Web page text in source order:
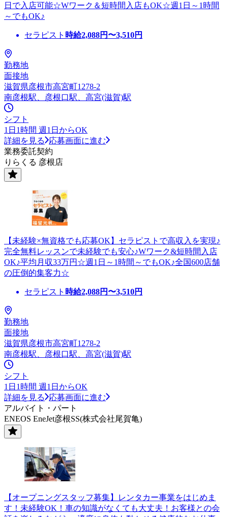
日で入店可能☆Wワーク＆短時間入店もOK☆週1日～1時間
～でもOK♪
セラピスト 時給2,088円〜3,510円
勤務地
面接地
滋賀県彦根市高宮町1278-2
南彦根駅、彦根口駅、高宮(滋賀)駅
シフト
1日1時間 週1日からOK
詳細を見る
応募画面に進む
業務委託契約
りらくる 彦根店
【未経験×無資格でも応募OK】セラピストで高収入を実現♪
完全無料レッスンで未経験でも安心♪Wワーク&短時間入店
OK♪平均月収33万円☆週1日～1時間～でもOK♪全国600店舗
の圧倒的集客力☆
セラピスト 時給2,088円〜3,510円
勤務地
面接地
滋賀県彦根市高宮町1278-2
南彦根駅、彦根口駅、高宮(滋賀)駅
シフト
1日1時間 週1日からOK
詳細を見る
応募画面に進む
アルバイト・パート
ENEOS EneJet彦根SS(株式会社尾賀亀)
【オープニングスタッフ募集】レンタカー事業をはじめま
す！未経験OK！車の知識がなくても大丈夫！お客様との会